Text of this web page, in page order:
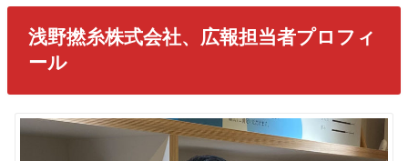
浅野撚糸株式会社、広報担当者プロフィ
ール